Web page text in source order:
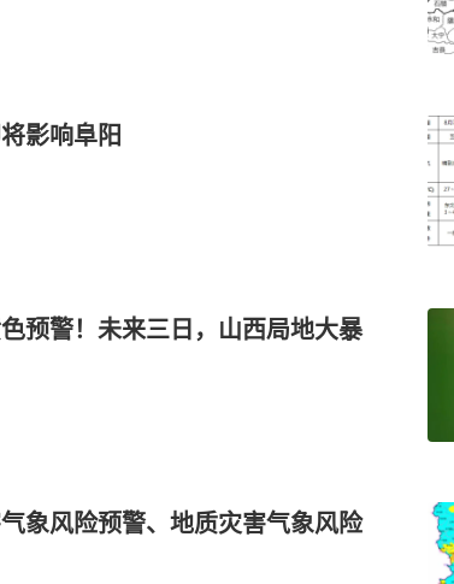
影响阜阳
预警！未来三日，山西局地大暴
象风险预警、地质灾害气象风险